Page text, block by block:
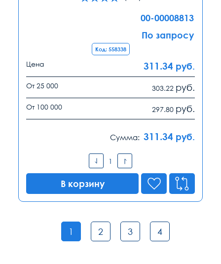
00-00008813
По запросу
Код: 558338
Цена 311.34 руб.
От 25 000 303.22 руб.
От 100 000 297.80 руб.
Сумма: 311.34 руб.
В корзину
1 2 3 4